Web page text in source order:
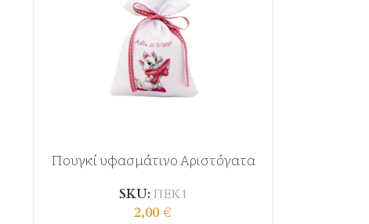
Πουγκί υφασμάτινο Αριστόγατα
SKU: ΠΕΚ1
2,00€